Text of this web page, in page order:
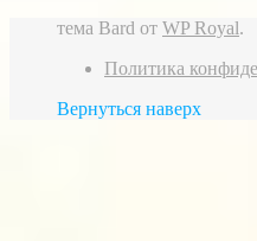
тема Bard от WP Royal.
Политика
Вернуться наверх